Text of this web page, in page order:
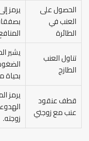
الحصول على
العنب في
الطائرة
يرمز
تناول العنب
الطازج
يشير
بحياة
قطف عنقود
عنب مع زوجتي
يرمز
زوجته.